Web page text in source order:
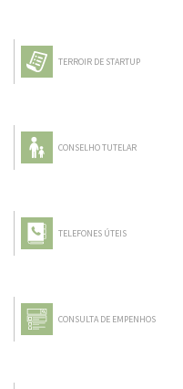
TERROIR DE STARTUP
CONSELHO TUTELAR
TELEFONES ÚTEIS
CONSULTA DE EMPENHOS